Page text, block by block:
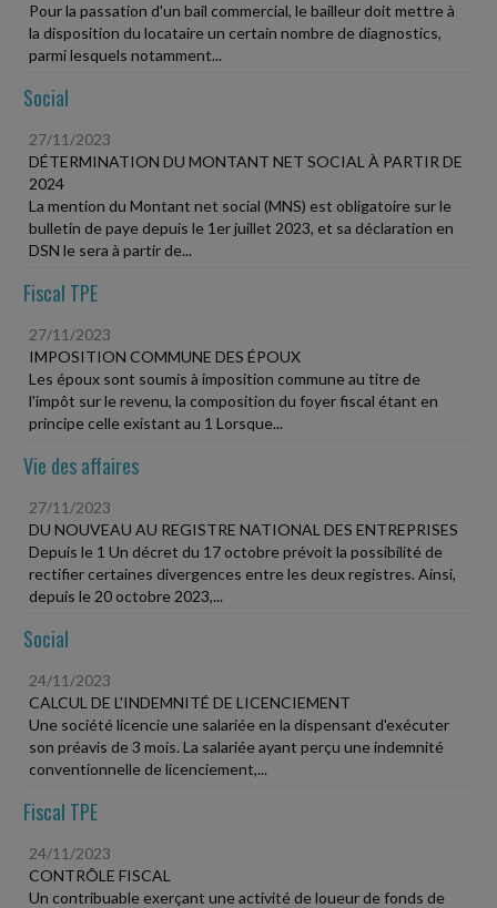
Pour la passation d'un bail commercial, le bailleur doit mettre à
la disposition du locataire un certain nombre de diagnostics,
parmi lesquels notamment...
Social
27/11/2023
DÉTERMINATION DU MONTANT NET SOCIAL À PARTIR DE
2024
La mention du Montant net social (MNS) est obligatoire sur le
bulletin de paye depuis le 1er juillet 2023, et sa déclaration en
DSN le sera à partir de...
Fiscal TPE
27/11/2023
IMPOSITION COMMUNE DES ÉPOUX
Les époux sont soumis à imposition commune au titre de
l'impôt sur le revenu, la composition du foyer fiscal étant en
principe celle existant au 1 Lorsque...
Vie des affaires
27/11/2023
DU NOUVEAU AU REGISTRE NATIONAL DES ENTREPRISES
Depuis le 1 Un décret du 17 octobre prévoit la possibilité de
rectifier certaines divergences entre les deux registres. Ainsi,
depuis le 20 octobre 2023,...
Social
24/11/2023
CALCUL DE L'INDEMNITÉ DE LICENCIEMENT
Une société licencie une salariée en la dispensant d'exécuter
son préavis de 3 mois. La salariée ayant perçu une indemnité
conventionnelle de licenciement,...
Fiscal TPE
24/11/2023
CONTRÔLE FISCAL
Un contribuable exerçant une activité de loueur de fonds de